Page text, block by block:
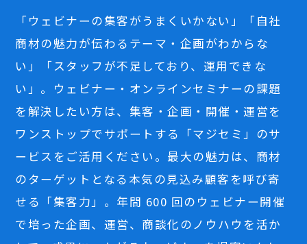
「ウェビナーの集客がうまくいかない」「自社
商材の魅力が伝わるテーマ・企画がわからな
い」「スタッフが不足しており、運用できな
い」。ウェビナー・オンラインセミナーの課題
を解決したい方は、集客・企画・開催・運営を
ワンストップでサポートする「マジセミ」のサ
ービスをご活用ください。最大の魅力は、商材
のターゲットとなる本気の見込み顧客を呼び寄
せる「集客力」。年間 600 回のウェビナー開催
で培った企画、運営、商談化のノウハウを活か